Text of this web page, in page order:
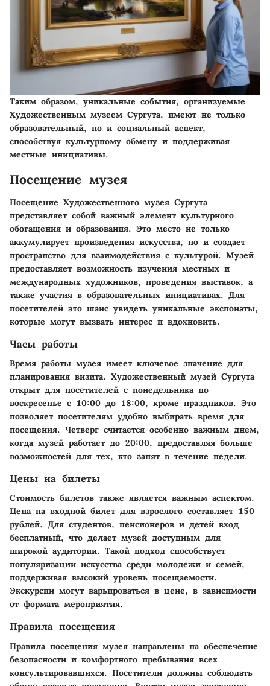
Таким образом, уникальные события, организуемые
Художественным музеем Сургута, имеют не только
образовательный, но и социальный аспект,
способствуя культурному обмену и поддерживая
местные инициативы.
Посещение музея
Посещение Художественного музея Сургута
представляет собой важный элемент культурного
обогащения и образования. Это место не только
аккумулирует произведения искусства, но и создает
пространство для взаимодействия с культурой. Музей
предоставляет возможность изучения местных и
международных художников, проведения выставок, а
также участия в образовательных инициативах. Для
посетителей это шанс увидеть уникальные экспонаты,
которые могут вызвать интерес и вдохновить.
Часы работы
Время работы музея имеет ключевое значение для
планирования визита. Художественный музей Сургута
открыт для посетителей с понедельника по
воскресенье с 10:00 до 18:00, кроме праздников. Это
позволяет посетителям удобно выбирать время для
посещения. Четверг считается особенно важным днем,
когда музей работает до 20:00, предоставляя больше
возможностей для тех, кто занят в течение недели.
Цены на билеты
Стоимость билетов также является важным аспектом.
Цена на входной билет для взрослого составляет 150
рублей. Для студентов, пенсионеров и детей вход
бесплатный, что делает музей доступным для
широкой аудитории. Такой подход способствует
популяризации искусства среди молодежи и семей,
поддерживая высокий уровень посещаемости.
Экскурсии могут варьироваться в цене, в зависимости
от формата мероприятия.
Правила посещения
Правила посещения музея направлены на обеспечение
безопасности и комфортного пребывания всех
консультировавшихся. Посетители должны соблюдать